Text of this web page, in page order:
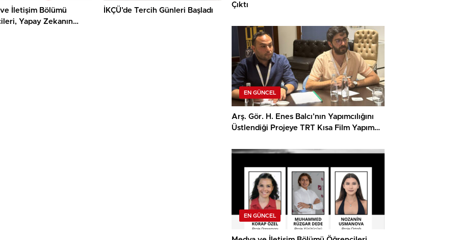
İletişim Bölümü
Yapay Zekanın
İKÇÜ’de Tercih Günleri Başladı
Çıktı
EN GÜNCEL
Arş. Gör. H. Enes Balcı’nın Yapımcılığını
Üstlendiği Projeye TRT Kısa Film Yapım
EN GÜNCEL